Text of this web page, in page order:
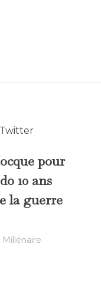
pour
10 ans
la guerre